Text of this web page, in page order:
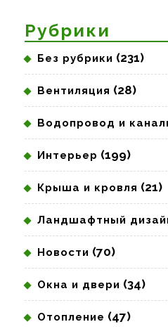
Рубрики
Без рубрики (231)
Вентиляция (28)
Водопровод и
Интерьер (199)
Крыша и кровля (21)
Ландшафтный
Новости (70)
Окна и двери (34)
Отопление (47)